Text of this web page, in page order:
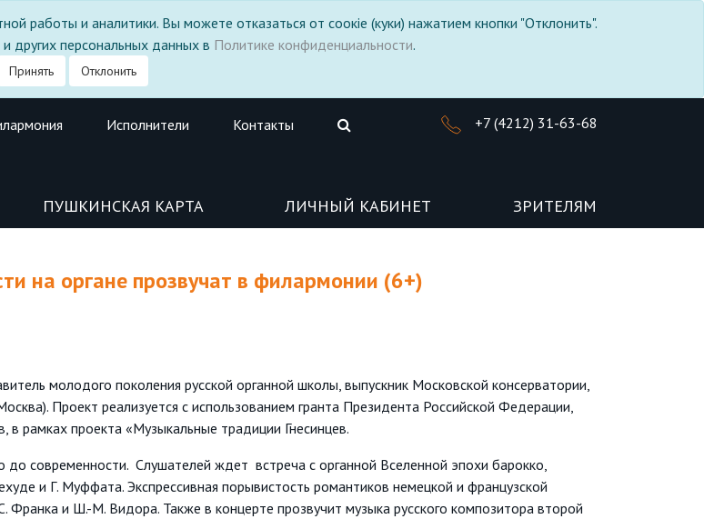
работы и аналитики. Вы можете отказаться от соокіе (куки) нажатием кнопки "Отклонить".
и других персональных данных в Политике конфиденциальности.
Принять Отклонить
Исполнители Контакты +7 (4212) 31-63-68
ПУШКИНСКАЯ КАРТА ЛИЧНЫЙ КАБИНЕТ ЗРИТЕЛЯМ
на органе прозвучат в филармонии (6+)
молодого поколения русской органной школы, выпускник Московской консерватории,
Проект реализуется с использованием гранта Президента Российской Федерации,
рамках проекта «Музыкальные традиции Гнесинцев.
современности. Слушателей ждет встреча с органной Вселенной эпохи барокко,
и Г. Муффата. Экспрессивная порывистость романтиков немецкой и французской
и Ш.-М. Видора. Также в концерте прозвучит музыка русского композитора второй